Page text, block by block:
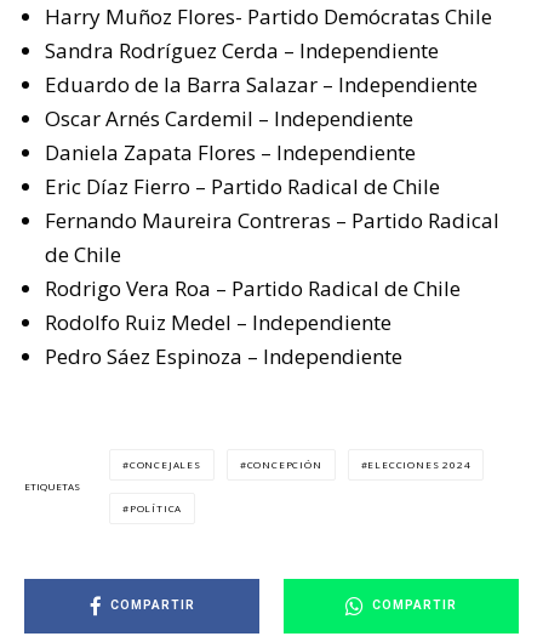
Harry Muñoz Flores- Partido Demócratas Chile
Sandra Rodríguez Cerda – Independiente
Eduardo de la Barra Salazar – Independiente
Oscar Arnés Cardemil – Independiente
Daniela Zapata Flores – Independiente
Eric Díaz Fierro – Partido Radical de Chile
Fernando Maureira Contreras – Partido Radical
de Chile
Rodrigo Vera Roa – Partido Radical de Chile
Rodolfo Ruiz Medel – Independiente
Pedro Sáez Espinoza – Independiente
ETIQUETAS
CONCEJALES CONCEPCIÓN ELECCIONES 2024
POLÍTICA
COMPARTIR COMPARTIR